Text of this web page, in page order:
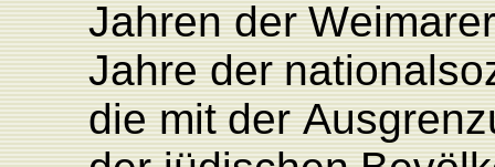
Jahren der Weimarer
Jahre der national
die mit der